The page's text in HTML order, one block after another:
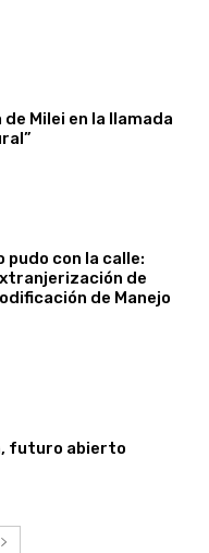
Milei en la llamada
pudo con la calle:
de
de Manejo
futuro abierto